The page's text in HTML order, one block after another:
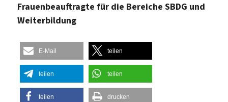
Frauenbeauftragte für die Bereiche SBDG und
Weiterbildung
E-Mail teilen
teilen teilen
teilen drucken